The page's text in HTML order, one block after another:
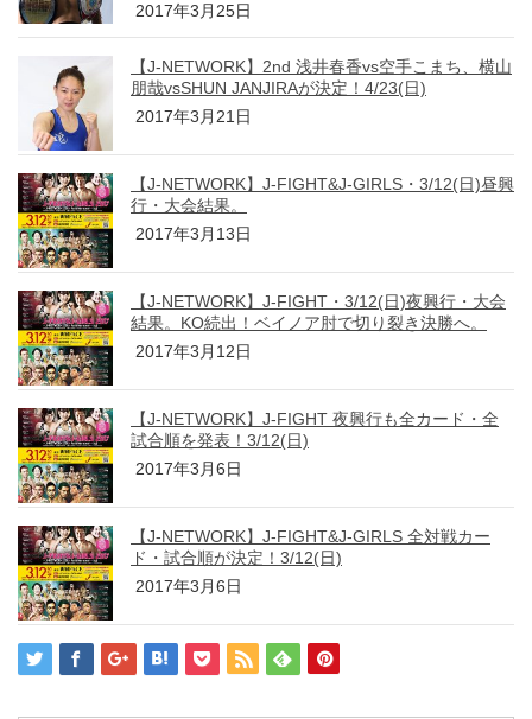
2017年3月25日
【J-NETWORK】2nd 浅井春香vs空手こまち、横山
朋哉vsSHUN JANJIRAが決定！4/23(日)
2017年3月21日
【J-NETWORK】J-FIGHT&J-GIRLS・3/12(日)昼興
行・大会結果。
2017年3月13日
【J-NETWORK】J-FIGHT・3/12(日)夜興行・大会
結果。KO続出！ベイノア肘で切り裂き決勝へ。
2017年3月12日
【J-NETWORK】J-FIGHT 夜興行も全カード・全
試合順を発表！3/12(日)
2017年3月6日
【J-NETWORK】J-FIGHT&J-GIRLS 全対戦カー
ド・試合順が決定！3/12(日)
2017年3月6日